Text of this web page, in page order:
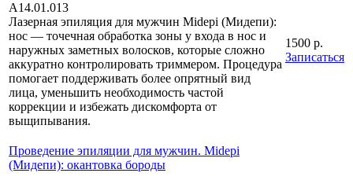
А14.01.013
Лазерная эпиляция для мужчин Midepi (Мидепи):
нос — точечная обработка зоны у входа в нос и
наружных заметных волосков, которые сложно
аккуратно контролировать триммером. Процедура
помогает поддерживать более опрятный вид
лица, уменьшить необходимость частой
коррекции и избежать дискомфорта от
выщипывания.
1500 р.
Записаться
Проведение эпиляции для мужчин. Midepi
(Мидепи): окантовка бороды